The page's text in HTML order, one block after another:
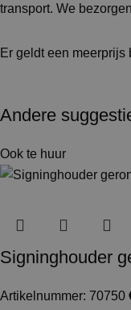
transport. We
Er geldt een meerprijs
Andere
Ook te huur
Signinghouder
Artikelnummer: 70750